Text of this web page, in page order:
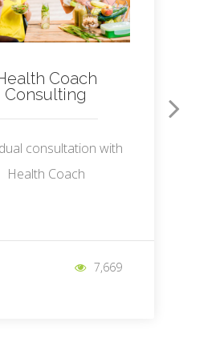
Coach
Consulting
consultation with
Health Coach
7,669